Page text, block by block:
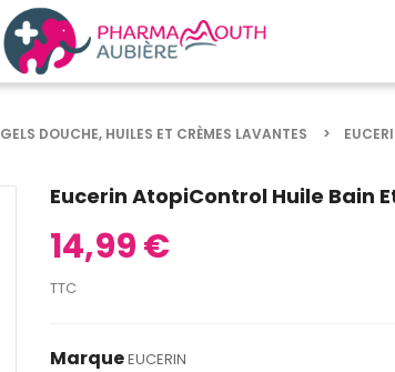
GELS DOUCHE, HUILES ET CRÈMES LAVANTES
Eucerin AtopiControl Huile Bain
14,99 €
TTC
MarqueEUCERIN